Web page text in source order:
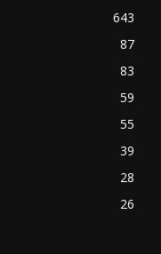
643
87
83
59
55
39
28
26